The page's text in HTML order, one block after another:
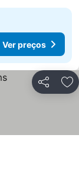
Ver preços
Partilhar